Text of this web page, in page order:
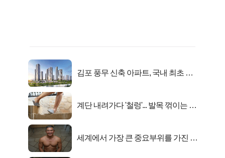
김포 풍무 신축 아파트, 국내 최초 반
계단 내려가다 '철렁'... 발목 꺾이는 이
세계에서 가장 큰 중요부위를 가진 남